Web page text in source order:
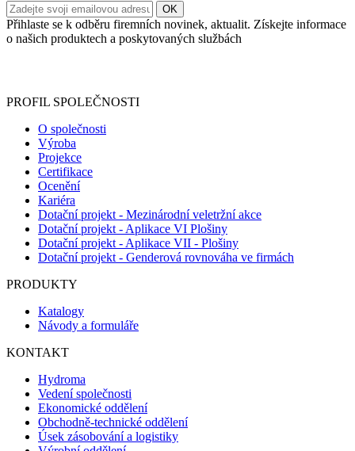
Přihlaste se k odběru firemních novinek, aktualit. Získejte informace
o našich produktech a poskytovaných službách
PROFIL SPOLEČNOSTI
O společnosti
Výroba
Projekce
Certifikace
Ocenění
Kariéra
Dotační projekt - Mezinárodní veletržní akce
Dotační projekt - Aplikace VI Plošiny
Dotační projekt - Aplikace VII - Plošiny
Dotační projekt - Genderová rovnováha ve firmách
PRODUKTY
Katalogy
Návody a formuláře
KONTAKT
Hydroma
Vedení společnosti
Ekonomické oddělení
Obchodně-technické oddělení
Úsek zásobování a logistiky